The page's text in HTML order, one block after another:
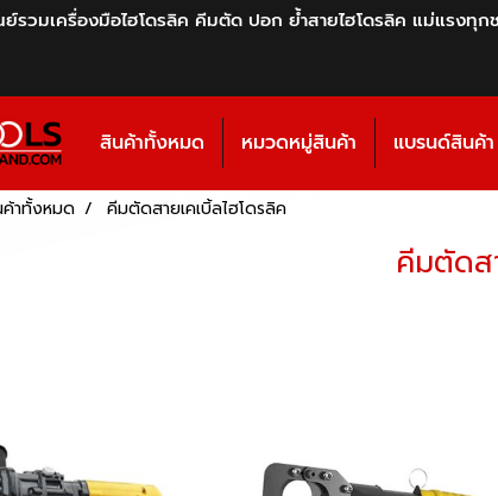
รวมเครื่องมือไฮโดรลิค คีมตัด ปอก ย้ำสายไฮโดรลิค แม่แรงทุ
สินค้าทั้งหมด หมวดหมู่สินค้า แบรนด์สินค้า
าทั้งหมด คีมตัดสายเคเบิ้ลไฮโดรลิค
คีมตัดส